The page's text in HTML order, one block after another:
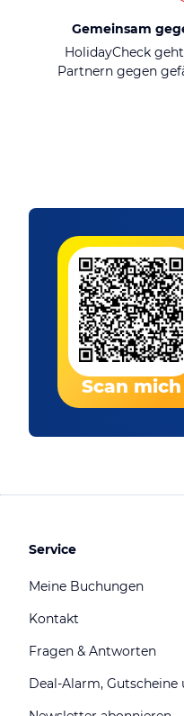
Gemeinsam
HolidayCheck
Partnern gegen
Scan mich
Service
Meine Buchungen
Kontakt
Fragen & Antworten
Deal-Alarm, Gutscheine